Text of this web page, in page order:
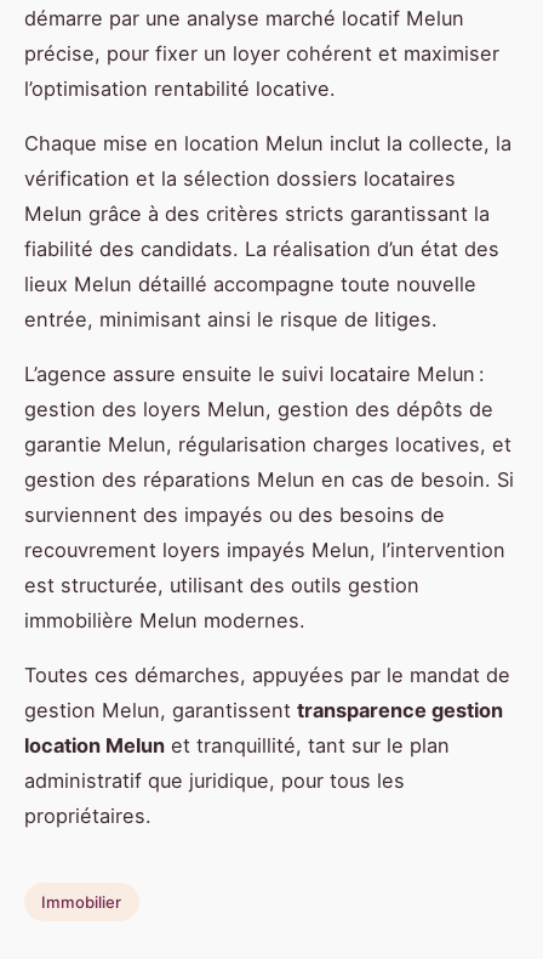
démarre par une analyse marché locatif Melun
précise, pour fixer un loyer cohérent et maximiser
l’optimisation rentabilité locative.
Chaque mise en location Melun inclut la collecte, la
vérification et la sélection dossiers locataires
Melun grâce à des critères stricts garantissant la
fiabilité des candidats. La réalisation d’un état des
lieux Melun détaillé accompagne toute nouvelle
entrée, minimisant ainsi le risque de litiges.
L’agence assure ensuite le suivi locataire Melun :
gestion des loyers Melun, gestion des dépôts de
garantie Melun, régularisation charges locatives, et
gestion des réparations Melun en cas de besoin. Si
surviennent des impayés ou des besoins de
recouvrement loyers impayés Melun, l’intervention
est structurée, utilisant des outils gestion
immobilière Melun modernes.
Toutes ces démarches, appuyées par le mandat de
gestion Melun, garantissent transparence gestion
location Melun et tranquillité, tant sur le plan
administratif que juridique, pour tous les
propriétaires.
Immobilier